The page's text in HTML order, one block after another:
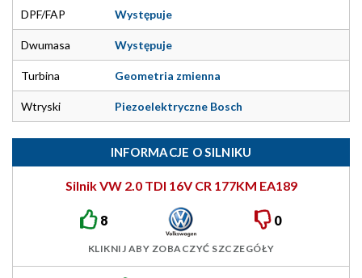
DPF/FAP Występuje
Dwumasa Występuje
Turbina Geometria zmienna
Wtryski Piezoelektryczne Bosch
INFORMACJE O SILNIKU
Silnik VW 2.0 TDI 16V CR 177KM EA189
8 0
KLIKNIJ ABY ZOBACZYĆ SZCZEGÓŁY